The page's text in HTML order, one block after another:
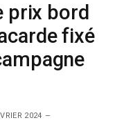
prix bord
fixé
2024